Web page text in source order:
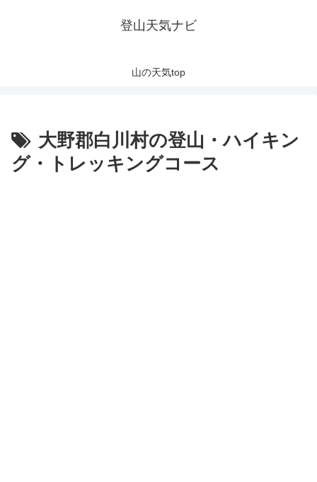
登山天気ナビ
山の天気top
大野郡白川村の登山・ハイキン
グ・トレッキングコース